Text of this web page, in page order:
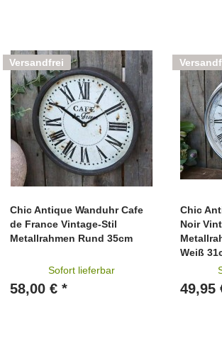
Versandfrei
Chic Antique Wanduhr Cafe
de France Vintage-Stil
Metallrahmen Rund 35cm
Sofort lieferbar
58,00 € *
Chic
Noir
Weiß
49,95